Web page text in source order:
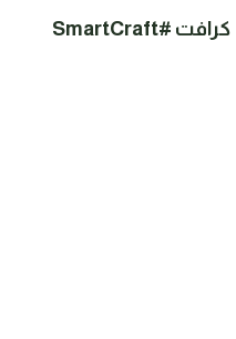
كرافت #SmartCraft